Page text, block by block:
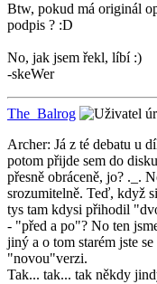
Btw, pokud má originál
podpis ? :D
No, jak jsem řekl, líbí :)
-skeWer
The_Balrog
Archer: Já z té debatu u
potom přijde sem do
přesně obráceně, jo? ._.
srozumitelně. Teď, když
tys tam kdysi přihodil
- "před a po"? No ten
jiný a o tom starém jste
"novou"verzi.
Tak... tak... tak někdy